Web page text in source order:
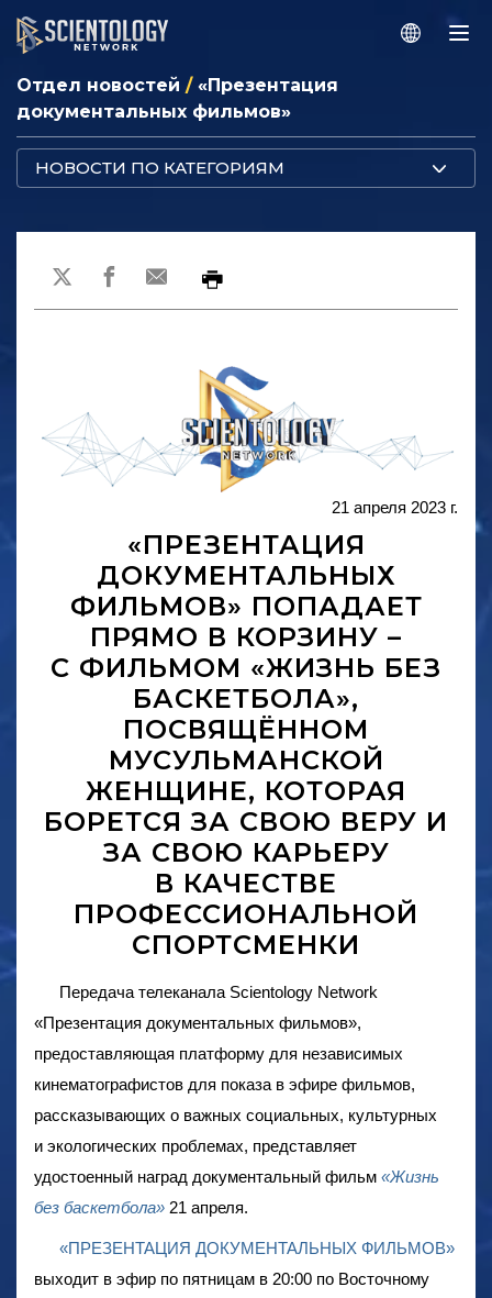
Отдел новостей / «Презентация
документальных фильмов»
НОВОСТИ ПО КАТЕГОРИЯМ
21 апреля 2023 г.
«ПРЕЗЕНТАЦИЯ
ДОКУМЕНТАЛЬНЫХ
ФИЛЬМОВ» ПОПАДАЕТ
ПРЯМО В КОРЗИНУ –
С ФИЛЬМОМ «ЖИЗНЬ БЕЗ
БАСКЕТБОЛА»,
ПОСВЯЩЁННОМ
МУСУЛЬМАНСКОЙ
ЖЕНЩИНЕ, КОТОРАЯ
БОРЕТСЯ ЗА СВОЮ ВЕРУ И
ЗА СВОЮ КАРЬЕРУ
В КАЧЕСТВЕ
ПРОФЕССИОНАЛЬНОЙ
СПОРТСМЕНКИ
Передача телеканала Scientology Network
«Презентация документальных фильмов»,
предоставляющая платформу для независимых
кинематографистов для показа в эфире фильмов,
рассказывающих о важных социальных, культурных
и экологических проблемах, представляет
удостоенный наград документальный фильм «Жизнь
без баскетбола» 21 апреля.
«ПРЕЗЕНТАЦИЯ ДОКУМЕНТАЛЬНЫХ ФИЛЬМОВ»
выходит в эфир по пятницам в 20:00 по Восточному